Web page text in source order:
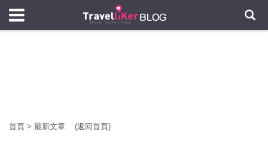
首頁 > 最新文章 (返回首頁)